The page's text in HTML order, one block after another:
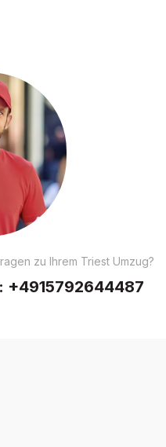
zu Ihrem Triest Umzug?
+4915792644487